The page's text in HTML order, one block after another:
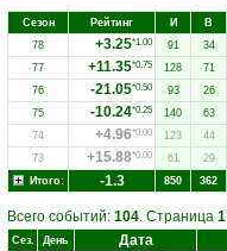
Сезон Рейтинг И В
78
+3.25*1.00 91 34
77
+11.35*0.75 128 71
76
-21.05*0.50 93 26
75
-10.24*0.25 140 63
74
+4.96*0.00 123 44
73
+15.88*0.00 61 29
Итого:
-1.3 850 362
Всего событий: 104. Страница 1
Сез. День Дата